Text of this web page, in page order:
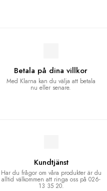
Betala på dina villkor
Med Klarna kan du välja att betala
nu eller senare.
Kundtjänst
Har du frågor om våra produkter är du
alltid välkommen att ringa oss på 026-
13 35 20.